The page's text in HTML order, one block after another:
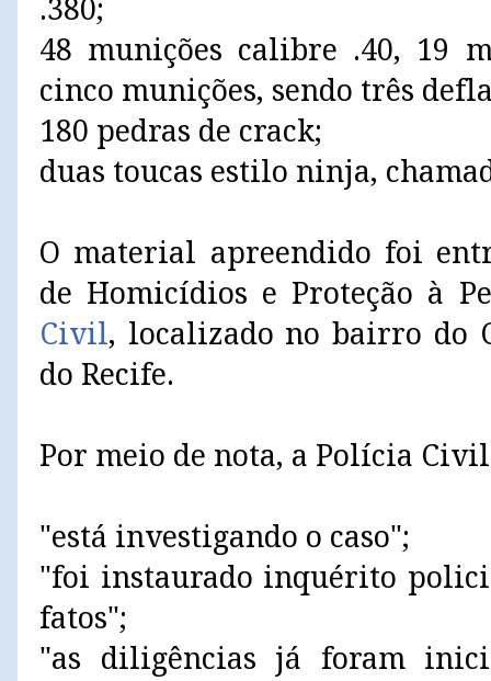
.380;
48 munições calibre .40, 19
cinco munições, sendo três
180 pedras de crack;
duas toucas estilo ninja,
O material apreendido foi
de Homicídios e Proteção à
Civil, localizado no bairro do
do Recife.
Por meio de nota, a Polícia
"está investigando o caso";
"foi instaurado inquérito
fatos";
"as diligências já foram